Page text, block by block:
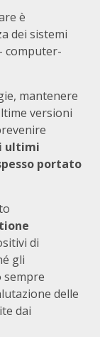
è
dei sistemi
computer-
mantenere
versioni
ultimi
portato
di
gli
sempre
delle
dai